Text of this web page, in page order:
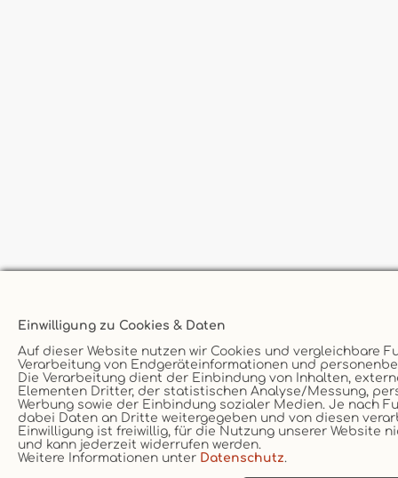
Einwilligung zu Cookies & Daten
Auf dieser Website nutzen wir Cookies und vergleichbare
Verarbeitung von Endgeräteinformationen und
Die Verarbeitung dient der Einbindung von Inhalten,
Elementen Dritter, der statistischen Analyse/Messung,
Werbung sowie der Einbindung sozialer Medien. Je nach
dabei Daten an Dritte weitergegeben und von diesen
Einwilligung ist freiwillig, für die Nutzung unserer Website
und kann jederzeit widerrufen werden.
Weitere Informationen unter Datenschutz.